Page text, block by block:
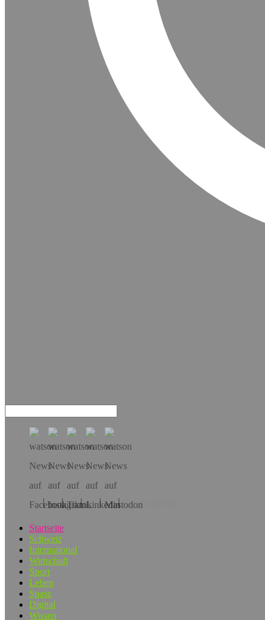
Hol dir die App!
Startseite
Schweiz
International
Wirtschaft
Sport
Leben
Spass
Digital
Wissen